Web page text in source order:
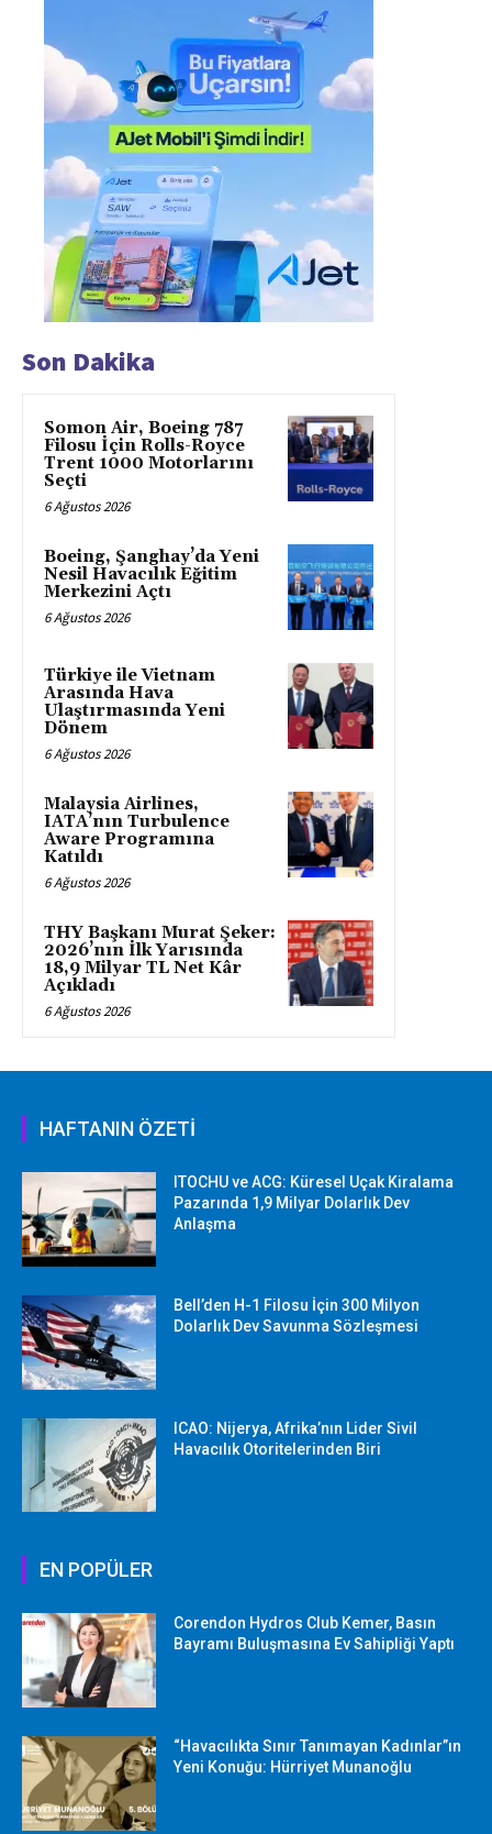
Son Dakika
Somon Air, Boeing 787
Filosu İçin Rolls-Royce
Trent 1000 Motorlarını
Seçti
6 Ağustos 2026
Boeing, Şanghay’da Yeni
Nesil Havacılık Eğitim
Merkezini Açtı
6 Ağustos 2026
Türkiye ile Vietnam
Arasında Hava
Ulaştırmasında Yeni
Dönem
6 Ağustos 2026
Malaysia Airlines,
IATA’nın Turbulence
Aware Programına
Katıldı
6 Ağustos 2026
THY Başkanı Murat Şeker:
2026’nın İlk Yarısında
18,9 Milyar TL Net Kâr
Açıkladı
6 Ağustos 2026
HAFTANIN ÖZETİ
ITOCHU ve ACG: Küresel Uçak Kiralama
Pazarında 1,9 Milyar Dolarlık Dev
Anlaşma
Bell’den H-1 Filosu İçin 300 Milyon
Dolarlık Dev Savunma Sözleşmesi
ICAO: Nijerya, Afrika’nın Lider Sivil
Havacılık Otoritelerinden Biri
EN POPÜLER
Corendon Hydros Club Kemer, Basın
Bayramı Buluşmasına Ev Sahipliği Yaptı
“Havacılıkta Sınır Tanımayan Kadınlar”ın
Yeni Konuğu: Hürriyet Munanoğlu